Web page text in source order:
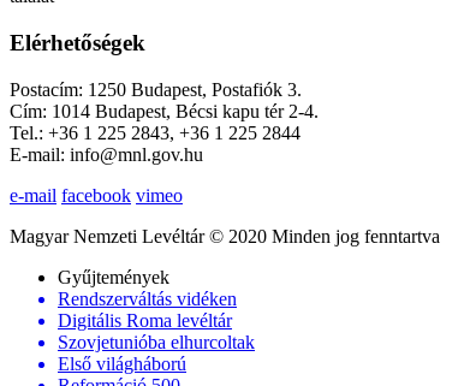
Elérhetőségek
Postacím: 1250 Budapest, Postafiók 3.
Cím: 1014 Budapest, Bécsi kapu tér 2-4.
Tel.: +36 1 225 2843, +36 1 225 2844
E-mail: info@mnl.gov.hu
e-mail facebook vimeo
Magyar Nemzeti Levéltár © 2020 Minden jog fenntartva
Gyűjtemények
Rendszerváltás vidéken
Digitális Roma levéltár
Szovjetunióba elhurcoltak
Első világháború